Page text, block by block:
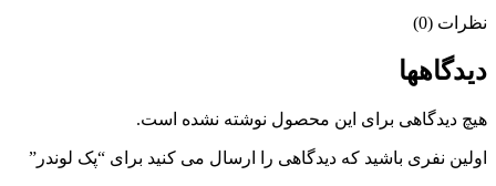
نظرات (0)
دیدگاهها
هیچ دیدگاهی برای این محصول نوشته نشده است.
اولین نفری باشید که دیدگاهی را ارسال می کنید برای “پک لوندر”